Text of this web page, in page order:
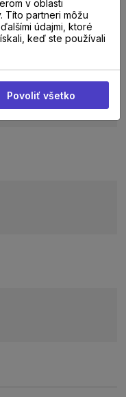
v oblasti
Títo partneri môžu
údajmi, ktoré
keď ste používali
Povoliť všetko